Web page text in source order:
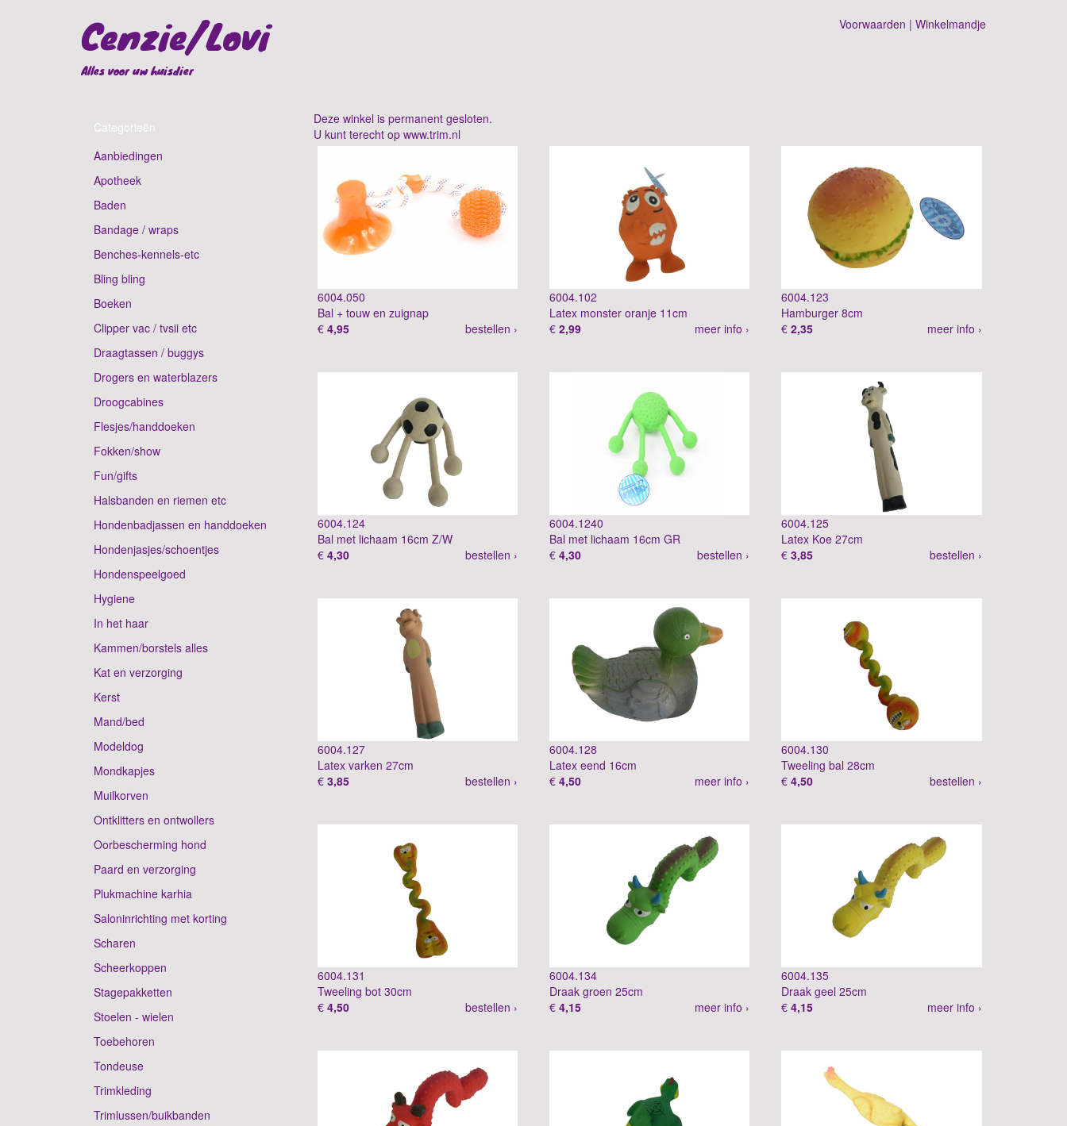
Cenzie/Lovi
Alles voor uw huisdier
Voorwaarden | Winkelmandje
Categorieën
Aanbiedingen
Apotheek
Baden
Bandage / wraps
Benches-kennels-etc
Bling bling
Boeken
Clipper vac / tvsii etc
Draagtassen / buggys
Drogers en waterblazers
Droogcabines
Flesjes/handdoeken
Fokken/show
Fun/gifts
Halsbanden en riemen etc
Hondenbadjassen en handdoeken
Hondenjasjes/schoentjes
Hondenspeelgoed
Hygiene
In het haar
Kammen/borstels alles
Kat en verzorging
Kerst
Mand/bed
Modeldog
Mondkapjes
Muilkorven
Ontklitters en ontwollers
Oorbescherming hond
Paard en verzorging
Plukmachine karhia
Saloninrichting met korting
Scharen
Scheerkoppen
Stagepakketten
Stoelen - wielen
Toebehoren
Tondeuse
Trimkleding
Trimlussen/buikbanden
Deze winkel is permanent gesloten.
U kunt terecht op www.trim.nl
6004.050
Bal + touw en zuignap
bestellen ›
€ 4,95
6004.102
Latex monster oranje 11cm
meer info ›
€ 2,99
6004.123
Hamburger 8cm
meer info ›
€2,35
6004.124
Bal met lichaam 16cm Z/W
bestellen ›
€ 4,30
6004.1240
Bal met lichaam 16cm GR
bestellen ›
€ 4,30
6004.125
Latex Koe 27cm
bestellen ›
€3,85
6004.127
Latex varken 27cm
bestellen ›
€ 3,85
6004.128
Latex eend 16cm
meer info ›
€ 4,50
6004.130
Tweeling bal 28cm
bestellen ›
€4,50
6004.131
Tweeling bot 30cm
bestellen ›
€ 4,50
6004.134
Draak groen 25cm
meer info ›
€ 4,15
6004.135
Draak geel 25cm
meer info ›
€4,15